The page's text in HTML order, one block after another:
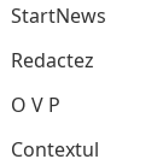
StartNews
Redactez
O V P
Contextul